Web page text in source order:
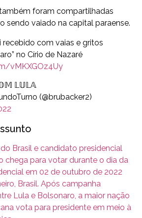
foram compartilhadas
sendo vaiado na capital paraense.
recebido com vaias e gritos
no Círio de Nazaré
vMKXGOz4Uy
𝕃𝕌𝕃𝔸
(@brubacker2)